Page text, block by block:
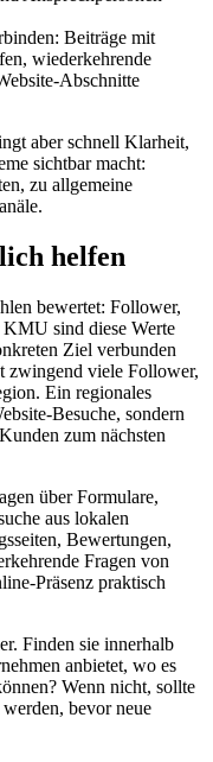
Beiträge mit
wiederkehrende
Abschnitte
aber schnell Klarheit,
sichtbar macht:
zu allgemeine
helfen
bewertet: Follower,
sind diese Werte
Ziel verbunden
zwingend viele Follower,
Ein regionales
Besuche, sondern
zum nächsten
über Formulare,
aus lokalen
Bewertungen,
Fragen von
Präsenz praktisch
Finden sie innerhalb
anbietet, wo es
Wenn nicht, sollte
bevor neue